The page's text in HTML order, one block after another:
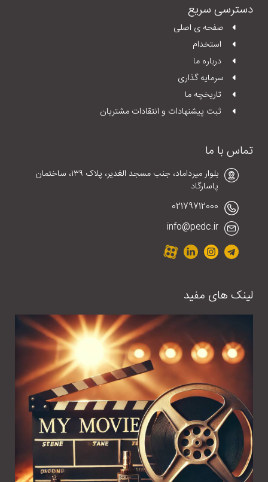
دسترسی سریع
صفحه ی اصلی
استخدام
درباره ما
سرمایه گذاری
تاریخچه ما
ثبت پیشنهادات و انتقادات مشتریان
تماس با ما
بلوار میرداماد، جنب مسجد الغدیر، پلاک ١٣٩، ساختمان
پاسارگاد
02179712000
info@pedc.ir
لینک های مفید